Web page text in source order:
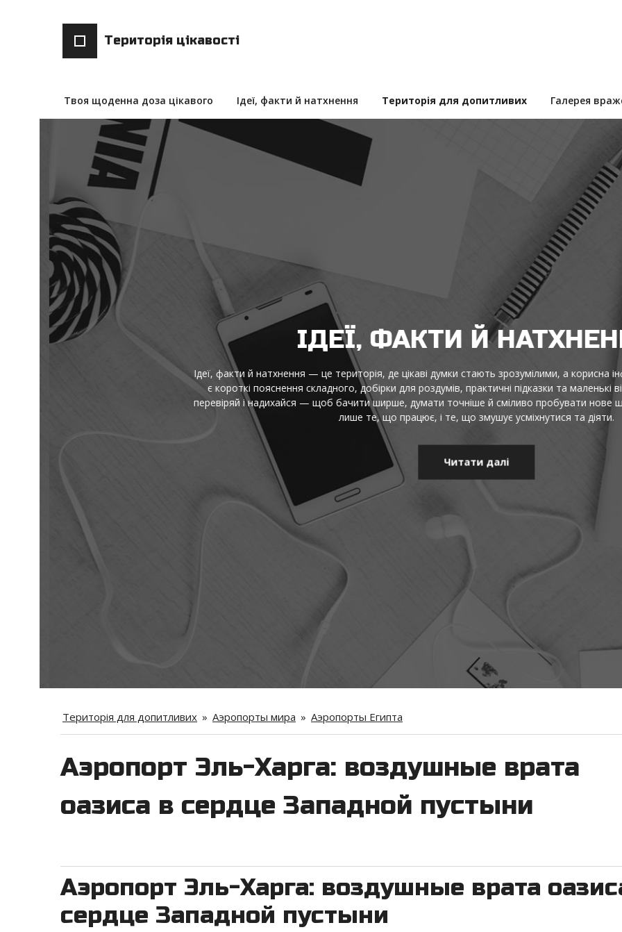
Територія цікавості
Твоя щоденна доза цікавого Ідеї, факти й натхнення Територія для допитливих Галерея
ІДЕЇ, ФАКТИ Й
Ідеї, факти й натхнення — це територія, де цікаві думки стають зрозумілими, а корисна
є короткі пояснення складного, добірки для роздумів, практичні підказки та маленькі
перевіряй і надихайся — щоб бачити ширше, думати точніше й сміливо пробувати нове
лише те, що працює, і те, що змушує усміхнутися та діяти.
Читати далі
Територія для допитливих » Аэропорты мира » Аэропорты Египта
Аэропорт Эль-Харга: воздушные врата
оазиса в сердце Западной пустыни
Аэропорт Эль-Харга: воздушные врата
сердце Западной пустыни